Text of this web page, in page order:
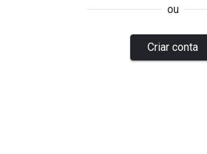
ou
Criar conta